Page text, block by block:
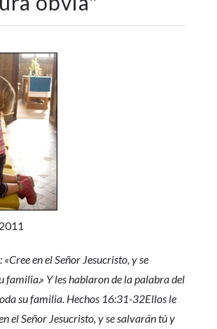
en el Señor Jesucristo, y se
familia.» Y les hablaron de la palabra del
su familia. Hechos 16:31-32Ellos le
el Señor Jesucristo, y se salvarán tú y